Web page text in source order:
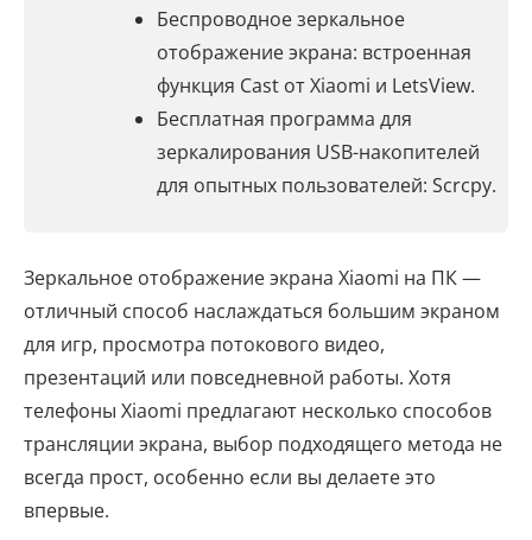
Беспроводное зеркальное
отображение экрана: встроенная
функция Cast от Xiaomi и LetsView.
Бесплатная программа для
зеркалирования USB-накопителей
для опытных пользователей: Scrcpy.
Зеркальное отображение экрана Xiaomi на ПК —
отличный способ наслаждаться большим экраном
для игр, просмотра потокового видео,
презентаций или повседневной работы. Хотя
телефоны Xiaomi предлагают несколько способов
трансляции экрана, выбор подходящего метода не
всегда прост, особенно если вы делаете это
впервые.